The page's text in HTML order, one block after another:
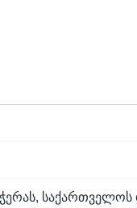
საქართველოს